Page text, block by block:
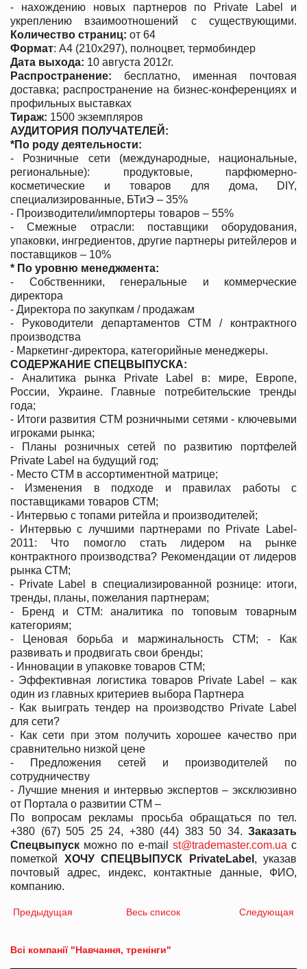
- нахождению новых партнеров по Private Label и
укреплению взаимоотношений с существующими.
Количество страниц: от 64
Формат: А4 (210х297), полноцвет, термобиндер
Дата выхода: 10 августа 2012г.
Распространение: бесплатно, именная почтовая
доставка; распространение на бизнес-конференциях и
профильных выставках
Тираж: 1500 экземпляров
АУДИТОРИЯ ПОЛУЧАТЕЛЕЙ:
*По роду деятельности:
- Розничные сети (международные, национальные,
региональные): продуктовые, парфюмерно-
косметические и товаров для дома, DIY,
специализированные, БТиЭ – 35%
- Производители/импортеры товаров – 55%
- Смежные отрасли: поставщики оборудования,
упаковки, ингредиентов, другие партнеры ритейлеров и
поставщиков – 10%
* По уровню менеджмента:
- Собственники, генеральные и коммерческие
директора
- Директора по закупкам / продажам
- Руководители департаментов СТМ / контрактного
производства
- Маркетинг-директора, категорийные менеджеры.
СОДЕРЖАНИЕ СПЕЦВЫПУСКА:
- Аналитика рынка Private Label в: мире, Европе,
России, Украине. Главные потребительские тренды
года;
- Итоги развития СТМ розничными сетями - ключевыми
игроками рынка;
- Планы розничных сетей по развитию портфелей
Private Label на будущий год;
- Место СТМ в ассортиментной матрице;
- Изменения в подходе и правилах работы с
поставщиками товаров СТМ;
- Интервью с топами ритейла и производителей;
- Интервью с лучшими партнерами по Private Label-
2011: Что помогло стать лидером на рынке
контрактного производства? Рекомендации от лидеров
рынка СТМ;
- Private Label в специализированной рознице: итоги,
тренды, планы, пожелания партнерам;
- Бренд и СТМ: аналитика по топовым товарным
категориям;
- Ценовая борьба и маржинальность СТМ; - Как
развивать и продвигать свои бренды;
- Инновации в упаковке товаров СТМ;
- Эффективная логистика товаров Private Label – как
один из главных критериев выбора Партнера
- Как выиграть тендер на производство Private Label
для сети?
- Как сети при этом получить хорошее качество при
сравнительно низкой цене
- Предложения сетей и производителей по
сотрудничеству
- Лучшие мнения и интервью экспертов – эксклюзивно
от Портала о развитии СТМ –
По вопросам рекламы просьба обращаться по тел.
+380 (67) 505 25 24, +380 (44) 383 50 34. Заказать
Спецвыпуск можно по e-mail st@trademaster.com.ua с
пометкой ХОЧУ СПЕЦВЫПУСК PrivateLabel , указав
почтовый адрес, индекс, контактные данные, ФИО,
компанию.
Предыдущая Весь список Следующая
Всі компанії "Навчання, тренінги"